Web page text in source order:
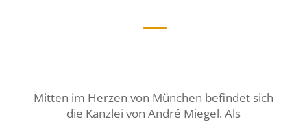
K
Mitten im Herzen von München befindet sich
die Kanzlei von André Miegel. Als